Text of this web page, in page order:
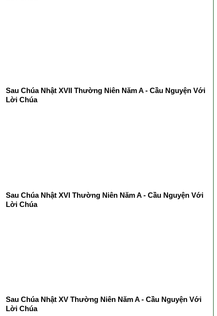
Sau Chúa Nhật XVII Thường Niên Năm A - Cầu Nguyện Với
Lời Chúa
Sau Chúa Nhật XVI Thường Niên Năm A - Cầu Nguyện Với
Lời Chúa
Sau Chúa Nhật XV Thường Niên Năm A - Cầu Nguyện Với
Lời Chúa